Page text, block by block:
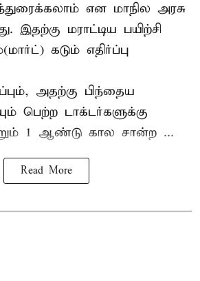
என மாநில அரசு
இதற்கு மராட்டிய பயிற்சி
கடும் எதிர்ப்பு
அதற்கு பிந்தைய
பெற்ற டாக்டர்களுக்கு
1 ஆண்டு கால சான்ற ...
Read More